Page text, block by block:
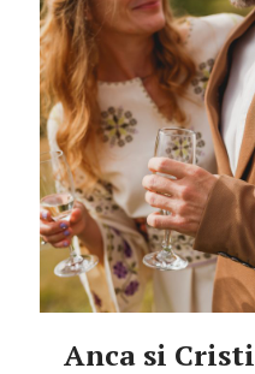
Anca si